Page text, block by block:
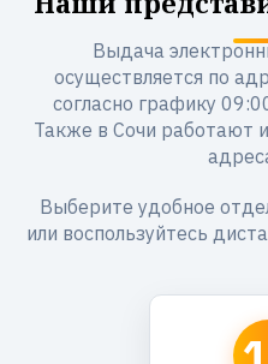
Выдача
осуществляется по
согласно графику
Также в Сочи работают
Выберите удобное
или воспользуйтесь